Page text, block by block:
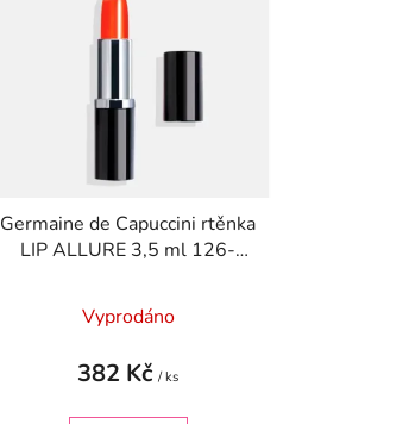
kGermaine de Capuccini rtěnka
LIP ALLURE 3,5 ml 126-
Vyprodáno
382 Kč/ ks